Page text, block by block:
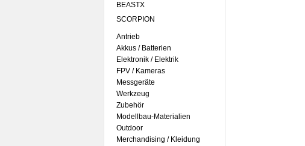
BEASTX
SCORPION
Antrieb
Akkus / Batterien
Elektronik / Elektrik
FPV / Kameras
Messgeräte
Werkzeug
Zubehör
Modellbau-Materialien
Outdoor
Merchandising / Kleidung